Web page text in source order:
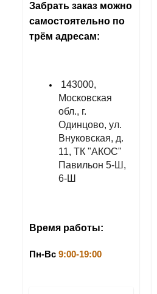
Забрать заказ можно
самостоятельно по
трём адресам:
143000,
Московская
обл., г.
Одинцово, ул.
Внуковская, д.
11, ТК "АКОС"
Павильон 5-Ш,
6-Ш
Время работы:
Пн-Вс 9:00-19:00